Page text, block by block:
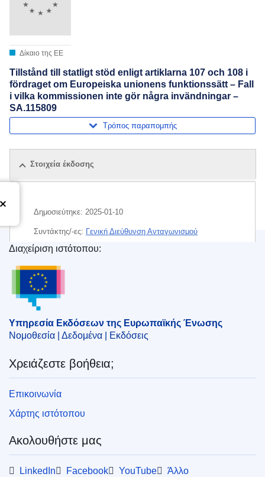
Δίκαιο της ΕΕ
Tillstånd till statligt stöd enligt artiklarna 107 och 108 i
fördraget om Europeiska unionens funktionssätt – Fall
i vilka kommissionen inte gör några invändningar –
SA.115809
Τρόπος παραπομπής
Στοιχεία έκδοσης
Δημοσιεύτηκε: 2025-01-10
Συντάκτης/-ες: Γενική Διεύθυνση Ανταγωνισμού
(Ευρωπαϊκή Επιτροπή
Θέμα:έλεγχος των κρατικών ενισχύσεων
κρατικές ενισχύσεις
CELEX : 52025AS115809
ELI :C/2025/301/oj
IMMC : C(2024)7524/3796748
pdfa2a
Εμφάνιση όλων των τευχών αυτής της σειράς
Υπηρεσία Εκδόσεων της Ευρωπαϊκής Ένωσης
Διαχείριση ιστότοπου:
Υπηρεσία Εκδόσεων της Ευρωπαϊκής Ένωσης
Νομοθεσία | Δεδομένα | Εκδόσεις
Χρειάζεστε βοήθεια;
Επικοινωνία
Χάρτης ιστότοπου
Ακολουθήστε μας
LinkedIn Facebook YouTube Άλλο